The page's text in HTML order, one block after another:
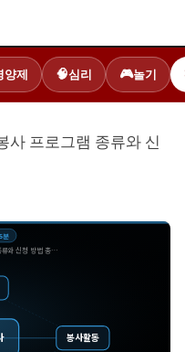
양제 🧠심리 🎮놀기
사 프로그램 종류와 신
5분
류와 신청 방법 총…
봉사활동